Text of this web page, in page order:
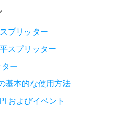
プリッター
スプリッター
ー
基本的な使用方法
およびイベント